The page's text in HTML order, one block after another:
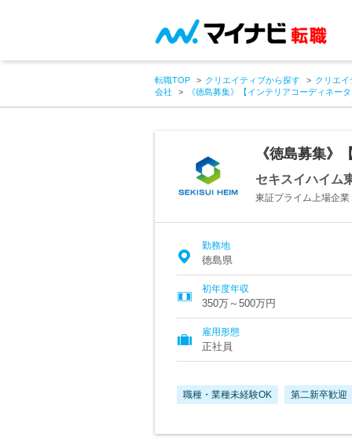
転職TOP クリエイティブから探す
クリエイ
会社
《徳島募集》【インテリアコーディネー
《徳島募集
セキスイハイム
東証プライム上場企
勤務地
徳島県
初年度年収
350万～500万円
雇用形態
正社員
職種・業種未経験OK 第二新卒歓迎